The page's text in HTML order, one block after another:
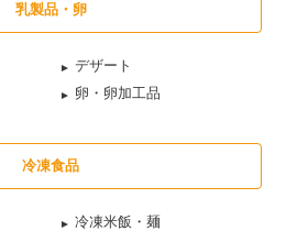
乳製品・卵
デザート
卵・卵加工品
冷凍食品
冷凍米飯・麺